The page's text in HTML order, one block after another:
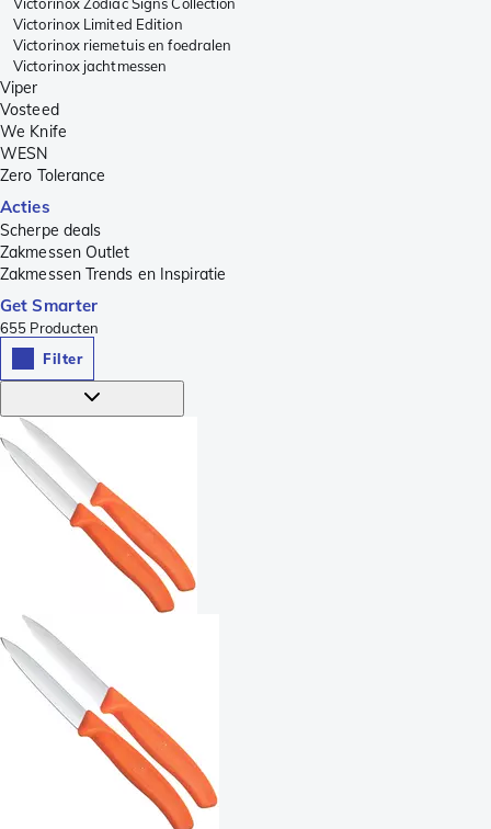
Victorinox Zodiac Signs Collection
Victorinox Limited Edition
Victorinox riemetuis en foedralen
Victorinox jachtmessen
Viper
Vosteed
We Knife
WESN
Zero Tolerance
Acties
Scherpe deals
Zakmessen Outlet
Zakmessen Trends en Inspiratie
Get Smarter
655 Producten
Filter